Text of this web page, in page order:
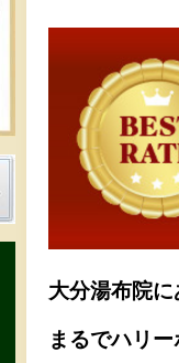
大分湯布院
まるでハリ